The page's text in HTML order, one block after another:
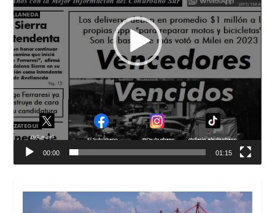
00:00 01:15